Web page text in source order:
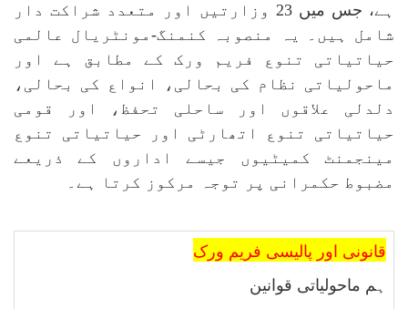
ہے، جس میں 23 وزارتیں اور متعدد شراکت دار
شامل ہیں۔ یہ منصوبہ کنمنگ-مونٹریال عالمی
حیاتیاتی تنوع فریم ورک کے مطابق ہے اور
ماحولیاتی نظام کی بحالی، انواع کی بحالی،
دلدلی علاقوں اور ساحلی تحفظ، اور قومی
حیاتیاتی تنوع اتھارٹی اور حیاتیاتی تنوع
مینجمنٹ کمیٹیوں جیسے اداروں کے ذریعے
مضبوط حکمرانی پر توجہ مرکوز کرتا ہے۔
قانونی اور پالیسی فریم ورک
ہم ماحولیاتی قوانین